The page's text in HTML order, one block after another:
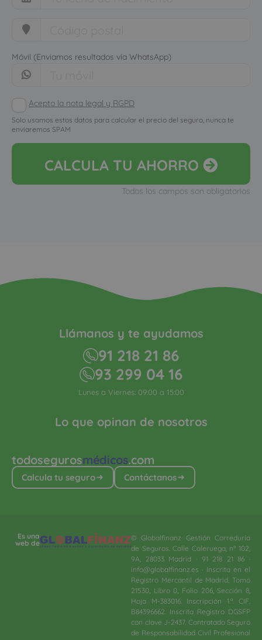
Móvil (Enviamos resultados vía WhatsApp)
Acepto la nota legal y RGPD
Solo usamos estos datos para calcular el precio del seguro, nunca te
enviaremos SPAM
CALCULA TU AHORRO
Todos los campos son obligatorios
todosegurosmédicos.com
Calcula tu seguro Contáctanos
Lo que opinan de nosotros
Llámanos y te ayudamos
91 218 21 86
93 299 04 16
Lunes a Viernes: 09:00 a 15:00
Es una
web de
© Globalfinanz Gestión Correduría
de Seguros. Calle Caleruega, nº 102,
9A, 28033 Madrid · 91 218 21 86 ·
info@globalfinanz.es · Inscrita en el
Registro Mercantil de Madrid, Tomo
21530, Libro 0, Folio 206, Sección 8,
Hoja M-383016. Inscripción 1.ª. CIF.
B84396662. Inscrita Registro DGSFP
con clave J-2437. Contratado Seguro
de Responsabilidad Civil Profesional